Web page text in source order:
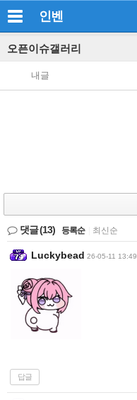
인벤
오픈이슈갤러리
내글
댓글(13) 등록순 최신순
Luckybead 26-05-11 13:49
답글